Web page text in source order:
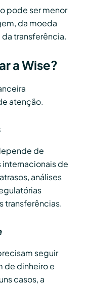
pode ser menor
da moeda
transferência.
a Wise?
atenção.
de
de
análises
transferências.
seguir
de dinheiro e
casos, a